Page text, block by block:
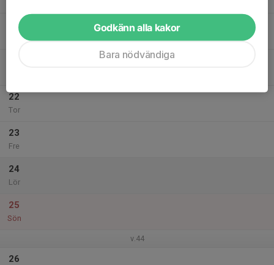
20
22
Tor
23
Fre
24
Lör
25
Sön
v.44
26
Godkänn alla kakor
Bara nödvändiga